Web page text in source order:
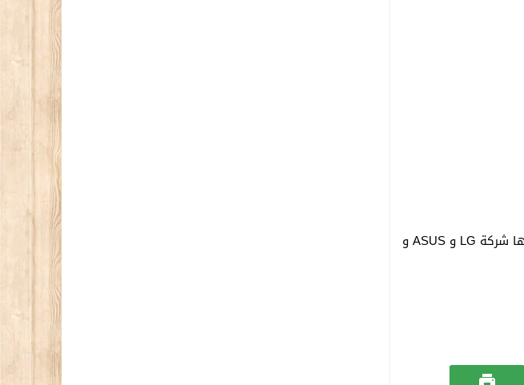
وهذا وقد أعلنت مجموعة شركات فور الإعلان النظام الجديد دعمها لهذا النظام لعل من أبرزها شركة LG و ASUS و